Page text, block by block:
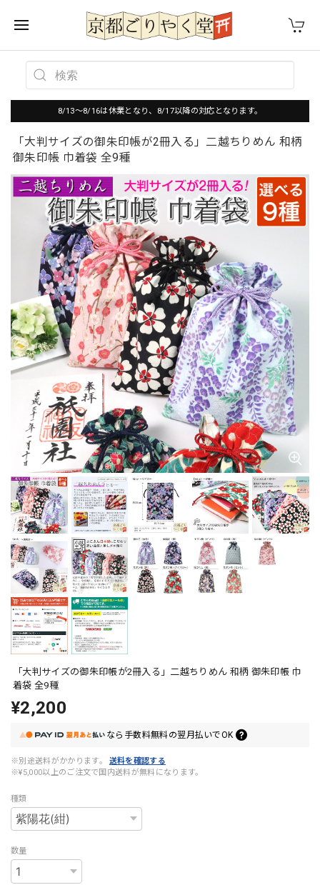
8/13～8/16は休業となり、8/17以降の対応となります。
「大判サイズの御朱印帳が2冊入る」二越ちりめん 和柄
御朱印帳 巾着袋 全9種
「大判サイズの御朱印帳が2冊入る」二越ちりめん 和柄 御朱印帳 巾
着袋 全9種
¥2,200
なら 手数料無料の翌月払いでOK
※別途送料がかかります。
送料を確認する
※¥5,000以上のご注文で国内送料が無料になります。
種類
数量